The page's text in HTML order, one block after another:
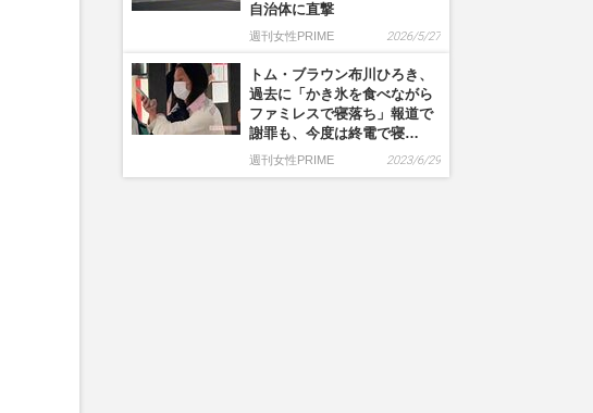
自治体に直撃
週刊女性PRIME 2026/5/27
トム・ブラウン布川ひろき、
過去に「かき氷を食べながら
ファミレスで寝落ち」報道で
謝罪も、今度は終電で寝…
週刊女性PRIME 2023/6/29